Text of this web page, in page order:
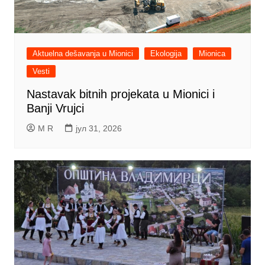
Aktuelna dešavanja u Mionici Ekologija
Mionica
Vesti
Nastavak bitnih projekata u Mionici i
Banji Vrujci
M R јул 31, 2026